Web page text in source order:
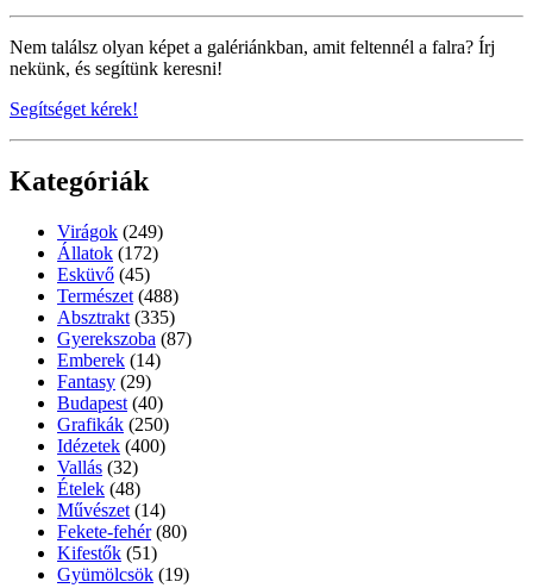
Nem találsz olyan képet a galériánkban, amit feltennél a falra? Írj
nekünk, és segítünk keresni!
Segítséget kérek!
Kategóriák
Virágok (249)
Állatok (172)
Esküvő (45)
Természet (488)
Absztrakt (335)
Gyerekszoba (87)
Emberek (14)
Fantasy (29)
Budapest (40)
Grafikák (250)
Idézetek (400)
Vallás (32)
Ételek (48)
Művészet (14)
Fekete-fehér (80)
Kifestők (51)
Gyümölcsök (19)